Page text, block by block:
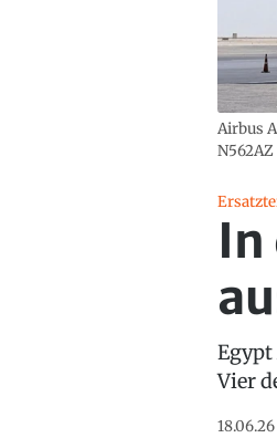
Airbus
In
Vier